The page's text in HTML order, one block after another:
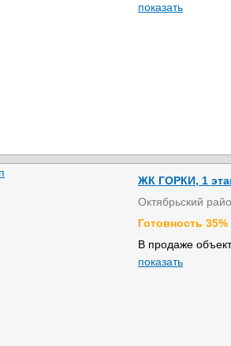
показать
ЖК ГОРКИ, 1
Октябрьский
Готовность 35%
В продаже
показать